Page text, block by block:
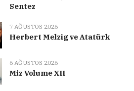
Sentez
7 AĞUSTOS 2026
Herbert Melzig ve Atatürk
6 AĞUSTOS 2026
Miz Volume XII